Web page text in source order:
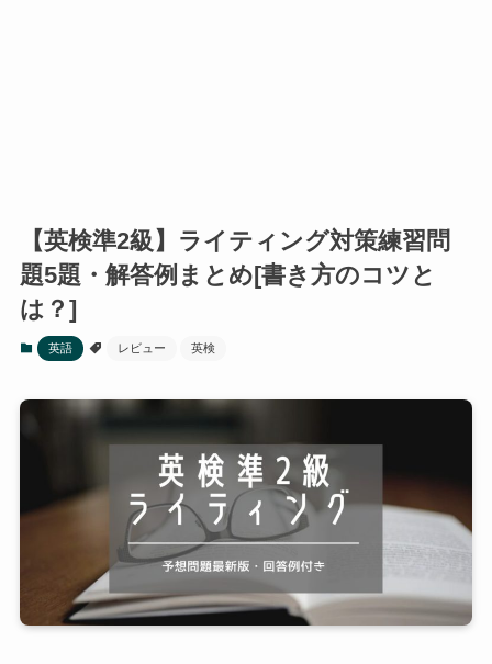
【英検準2級】ライティング対策練習問
題5題・解答例まとめ[書き方のコツと
は？]
英語 レビュー 英検